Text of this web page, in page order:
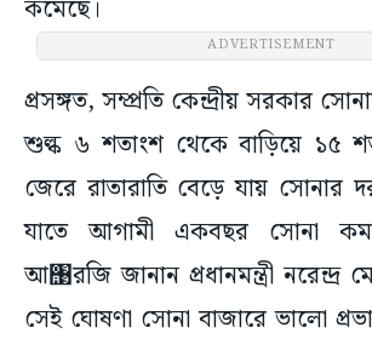
কমেছে।
ADVERTISEMENT
প্রসঙ্গত, সম্প্রতি কেন্দ্রীয় সরকার
শুল্ক ৬ শতাংশ থেকে বাড়িয়ে ১৫
জেরে রাতারাতি বেড়ে যায় সোনার
যাতে আগামী একবছর সোনা
আ঩রজি জানান প্রধানমন্ত্রী নরেন্দ্র
সেই ঘোষণা সোনা বাজারে ভালো